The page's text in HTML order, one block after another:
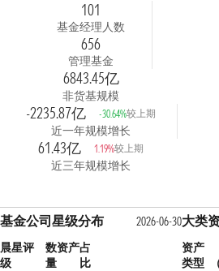
101
基金经理人数
656
管理基金
6843.45亿
非货基规模
-2235.87亿 -30.64%较上期
近一年规模增长
61.43亿 1.19%较上期
近三年规模增长
基金公司星级分布
2026-06-30
晨星评
级
数
量
资产占
比
大类
资产
类型